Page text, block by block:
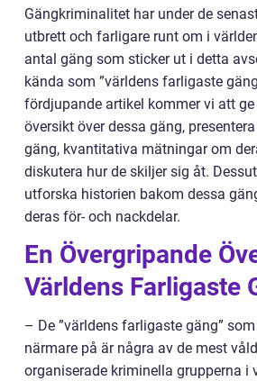
Gängkriminalitet har under de
utbrett och farligare runt om i
antal gäng som sticker ut i detta
kända som ”världens farligaste
fördjupande artikel kommer vi att
översikt över dessa gäng,
gäng, kvantitativa mätningar om
diskutera hur de skiljer sig åt.
utforska historien bakom dessa
deras för- och nackdelar.
En Övergripande
Världens Farligaste
– De ”världens farligaste gäng”
närmare på är några av de mest
organiserade kriminella grupperna i